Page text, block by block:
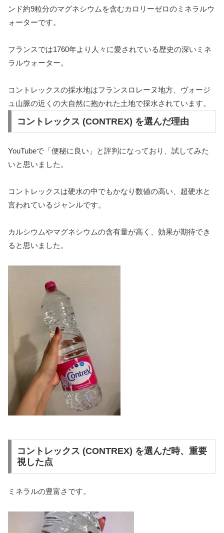
ンド約9粒分のマグネシウムを含むカロリーゼロのミネラルウ
ォーターです。
フランスでは1760年より人々に愛されている歴史の深いミネ
ラルウォーター。
コントレックスの採水地はフランスロレーヌ地方、ヴォージ
ュ山脈の近くの大自然に抱かれた土地で採水されています。
コントレックス (CONTREX) を選んだ理由
YouTubeで「便秘に良い」と評判になっており、試してみた
いと思いました。
コントレックスは硬水の中でもかなり数値の高い、超硬水と
言われているジャンルです。
カルシウムやマグネシウムの含有量が高く、効果が期待でき
ると思いました。
コントレックス (CONTREX) を選んだ時、重要
視した点
ミネラルの豊富さです。